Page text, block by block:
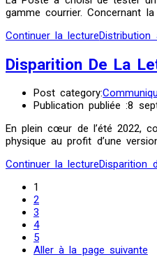
gamme courrier. Concernant
Continuer la lectureDistribution
Disparition De La
Post category:
Publication publiée :8
En plein cœur de l’été 2022,
physique au profit d’une
Continuer la lectureDisparition
1
2
3
4
5
Aller à la page suivante